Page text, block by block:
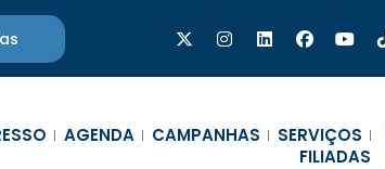
AGENDA CAMPANHAS
SERVIÇOS
FILIADAS